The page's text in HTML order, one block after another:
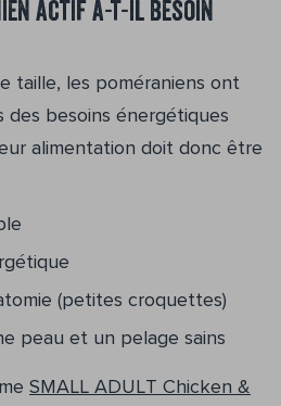
actif a-t-il besoin
taille, les poméraniens ont
des besoins énergétiques
alimentation doit donc être
(petites croquettes)
peau et un pelage sains
SMALL ADULT Chicken &